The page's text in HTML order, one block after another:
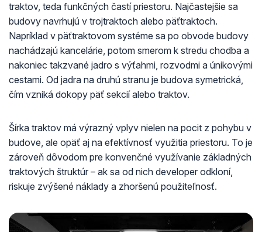
traktov, teda funkčných častí priestoru. Najčastejšie sa
budovy navrhujú v trojtraktoch alebo päťtraktoch.
Napríklad v päťtraktovom systéme sa po obvode budovy
nachádzajú kancelárie, potom smerom k stredu chodba a
nakoniec takzvané jadro s výťahmi, rozvodmi a únikovými
cestami. Od jadra na druhú stranu je budova symetrická,
čím vzniká dokopy päť sekcií alebo traktov.
Šírka traktov má výrazný vplyv nielen na pocit z pohybu v
budove, ale opäť aj na efektívnosť využitia priestoru. To je
zároveň dôvodom pre konvenčné využívanie základných
traktových štruktúr – ak sa od nich developer odkloní,
riskuje zvýšené náklady a zhoršenú použiteľnosť.